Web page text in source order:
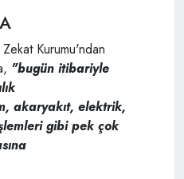
Kurumu'ndan
"bugün itibariyle
akaryakıt, elektrik,
gibi pek çok